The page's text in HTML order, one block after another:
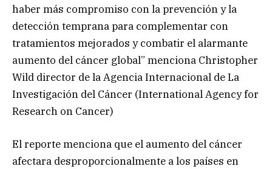
haber más compromiso con la prevención y la
detección temprana para complementar con
tratamientos mejorados y combatir el alarmante
aumento del cáncer global” menciona Christopher
Wild director de la Agencia Internacional de La
Investigación del Cáncer (International Agency for
Research on Cancer)
El reporte menciona que el aumento del cáncer
afectara desproporcionalmente a los países en